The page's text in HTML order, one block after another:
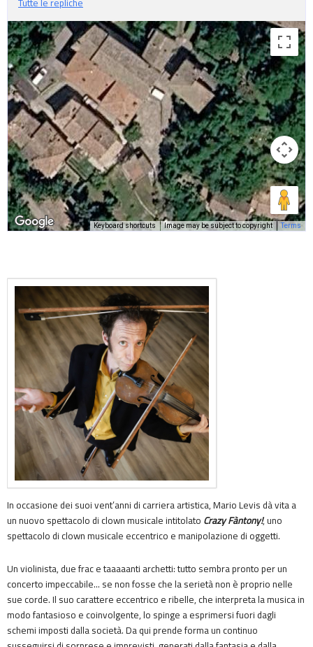
Tutte le repliche
Keyboard shortcuts Image may be subject to copyright Terms
In occasione dei suoi vent’anni di carriera artistica, Mario Levis dà vita a
un nuovo spettacolo di clown musicale intitolato Crazy Fàntony!, uno
spettacolo di clown musicale eccentrico e manipolazione di oggetti.
Un violinista, due frac e taaaaanti archetti: tutto sembra pronto per un
concerto impeccabile… se non fosse che la serietà non è proprio nelle
sue corde. Il suo carattere eccentrico e ribelle, che interpreta la musica in
modo fantasioso e coinvolgente, lo spinge a esprimersi fuori dagli
schemi imposti dalla società. Da qui prende forma un continuo